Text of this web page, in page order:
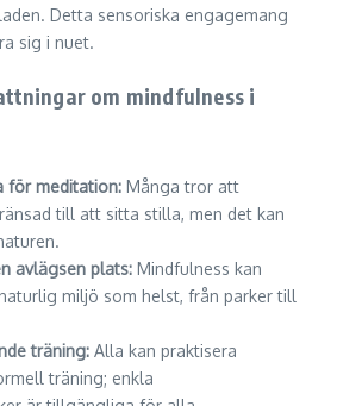
Detta sensoriska engagemang
sig i nuet.
om mindfulness i
för meditation: Många tror att
till att sitta stilla, men det kan
avlägsen plats: Mindfulness kan
miljö som helst, från parker till
träning: Alla kan praktisera
träning; enkla